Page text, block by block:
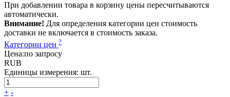
При добавлении товара в корзину цены пересчитываются
автоматически.
Внимание! Для определения категории цен стоимость
доставки не включается в стоимость заказа.
Категории цен ?
Цена:по запросу
RUB
Единицы измерения: шт.
+ -